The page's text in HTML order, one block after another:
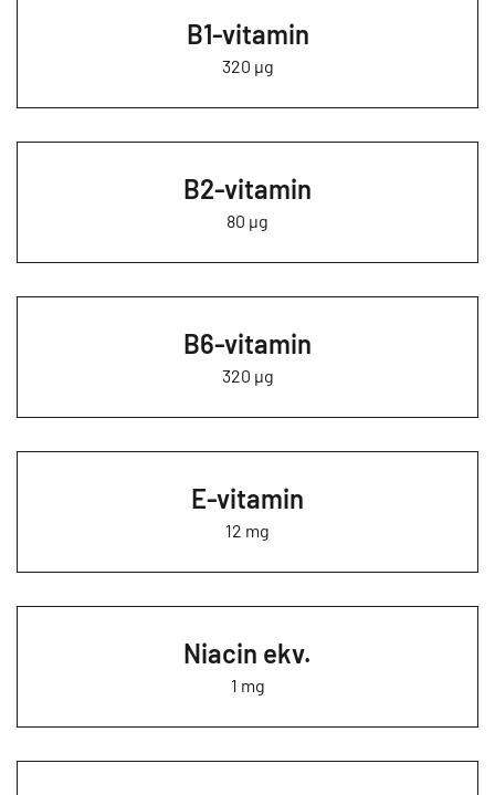
B1-vitamin
320 µg
B2-vitamin
80 µg
B6-vitamin
320 µg
E-vitamin
12 mg
Niacin ekv.
1 mg